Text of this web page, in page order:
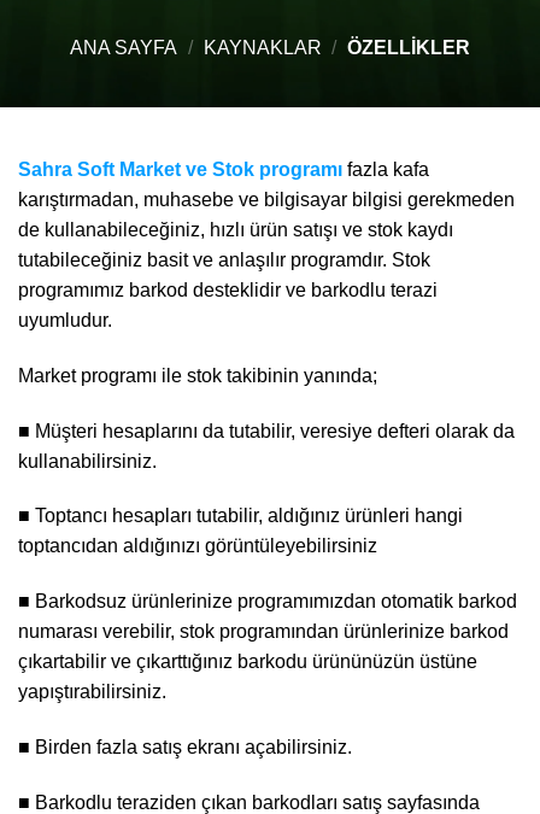
ANA SAYFA / KAYNAKLAR / ÖZELLIKLER
Sahra Soft Market ve Stok programı fazla kafa
karıştırmadan, muhasebe ve bilgisayar bilgisi gerekmeden
de kullanabileceğiniz, hızlı ürün satışı ve stok kaydı
tutabileceğiniz basit ve anlaşılır programdır. Stok
programımız barkod desteklidir ve barkodlu terazi
uyumludur.
Market programı ile stok takibinin yanında;
■ Müşteri hesaplarını da tutabilir, veresiye defteri olarak da
kullanabilirsiniz.
■ Toptancı hesapları tutabilir, aldığınız ürünleri hangi
toptancıdan aldığınızı görüntüleyebilirsiniz
■ Barkodsuz ürünlerinize programımızdan otomatik barkod
numarası verebilir, stok programından ürünlerinize barkod
çıkartabilir ve çıkarttığınız barkodu ürününüzün üstüne
yapıştırabilirsiniz.
■ Birden fazla satış ekranı açabilirsiniz.
■ Barkodlu teraziden çıkan barkodları satış sayfasında